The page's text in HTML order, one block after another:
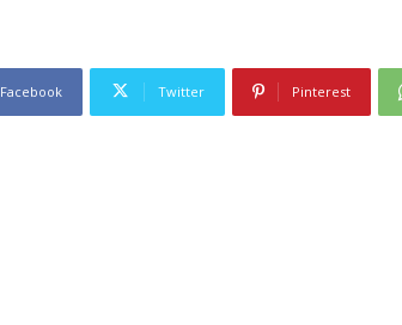
Facebook Twitter Pinterest